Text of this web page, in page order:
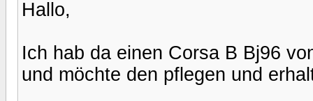
Hallo,
Ich hab da einen Corsa B Bj96
und möchte den pflegen und